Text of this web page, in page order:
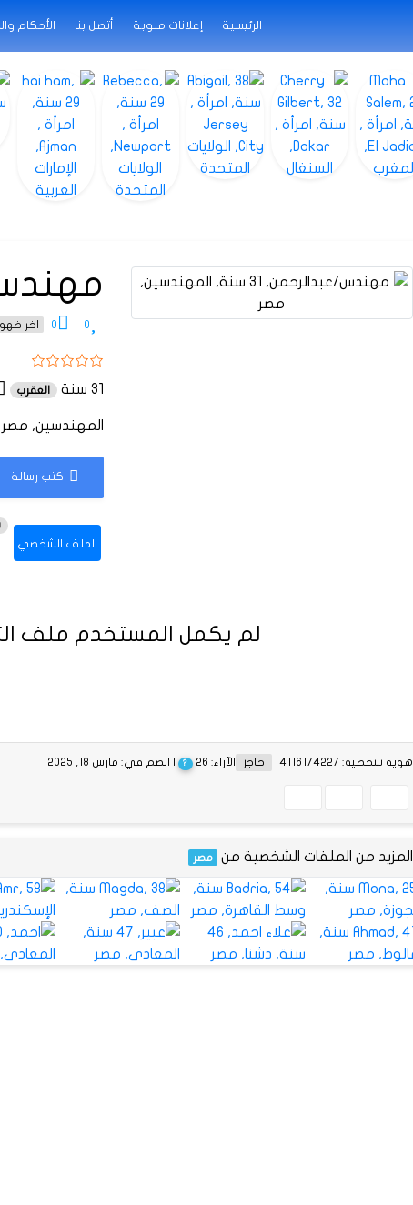
الرئيسية إعلانات مبوبة أتصل بنا الأحكام
0
0 اخر ظهور 1 عام
31 سنة العقرب
المهندسين, مصر
اكتب رسالة
الملف الشخصي
لم يكمل المستخدم ملف
الآراء: 26 ? | انضم في: مارس 18, 2025 هوية شخصية: 4116174227 حاجز
المزيد من الملفات الشخصية من مصر